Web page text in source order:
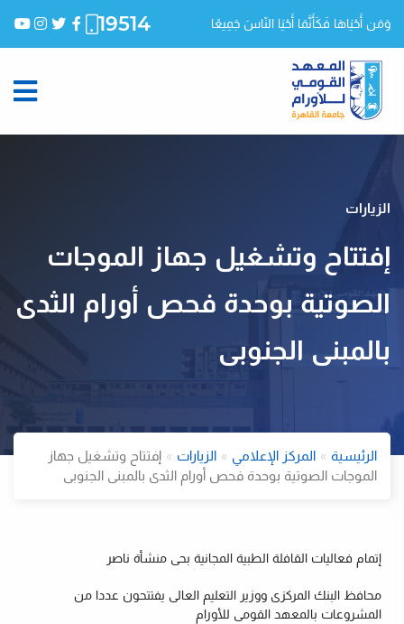
وَمَن أَحْيَاهَا فَكَأَنَّمَا أَحْيَا النّاسَ جَمِيعًا 19514
الزيارات
إفتتاح وتشغيل جهاز الموجات
الصوتية بوحدة فحص أورام الثدى
بالمبنى الجنوبى
الرئيسية المركز الإعلامي الزيارات
إفتتاح وتشغيل جهاز
الموجات الصوتية بوحدة فحص أورام الثدى بالمبنى الجنوبى
إتمام فعاليات القافلة الطبية المجانية بحى منشأة ناصر
محافظ البنك المركزى ووزير التعليم العالى يفتتحون عددا من
المشروعات بالمعهد القومى للأورام